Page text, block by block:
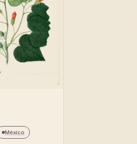
México